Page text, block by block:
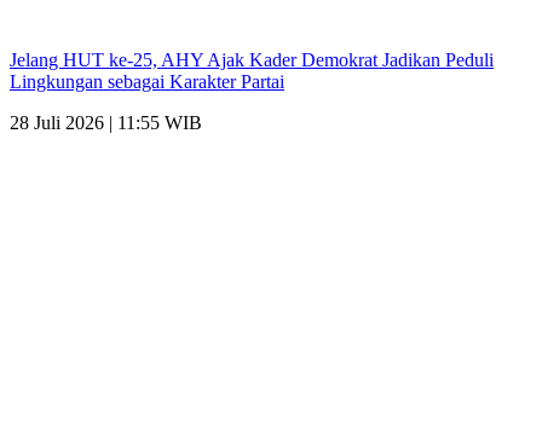
Jelang HUT ke-25, AHY Ajak Kader Demokrat Jadikan Peduli
Lingkungan sebagai Karakter Partai
28 Juli 2026 | 11:55 WIB